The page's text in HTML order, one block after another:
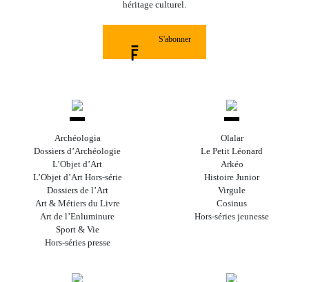
héritage culturel.
S'abonner
Archéologia
Dossiers d’Archéologie
L’Objet d’Art
L’Objet d’Art Hors-série
Dossiers de l’Art
Art & Métiers du Livre
Art de l’Enluminure
Sport & Vie
Hors-séries presse
Olalar
Le Petit Léonard
Arkéo
Histoire Junior
Virgule
Cosinus
Hors-séries jeunesse